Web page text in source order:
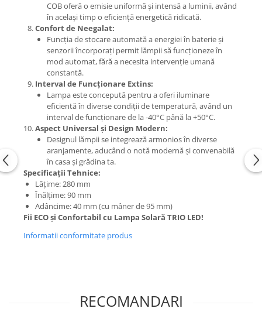
COB oferă o emisie uniformă și intensă a luminii, având
în același timp o eficiență energetică ridicată.
Confort de Neegalat:
Funcția de stocare automată a energiei în baterie și
senzorii încorporați permit lămpii să funcționeze în
mod automat, fără a necesita intervenție umană
constantă.
Interval de Funcționare Extins:
Lampa este concepută pentru a oferi iluminare
eficientă în diverse condiții de temperatură, având un
interval de funcționare de la -40°C până la +50°C.
Aspect Universal și Design Modern:
Designul lămpii se integrează armonios în diverse
aranjamente, aducând o notă modernă și convenabilă
în casa și grădina ta.
Specificații Tehnice:
Lățime: 280 mm
Înălțime: 90 mm
Adâncime: 40 mm (cu mâner de 95 mm)
Fii ECO și Confortabil cu Lampa Solară TRIO LED!
Informatii conformitate produs
RECOMANDARI